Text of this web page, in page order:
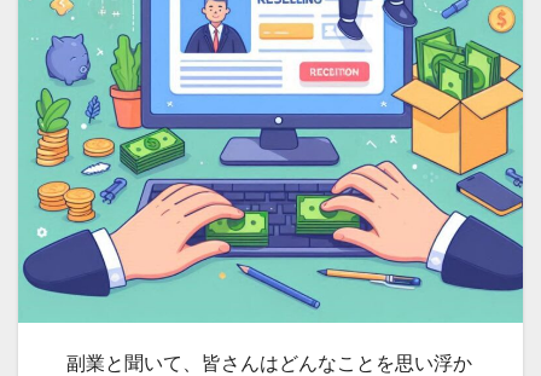
副業と聞いて、皆さんはどんなことを思い浮か